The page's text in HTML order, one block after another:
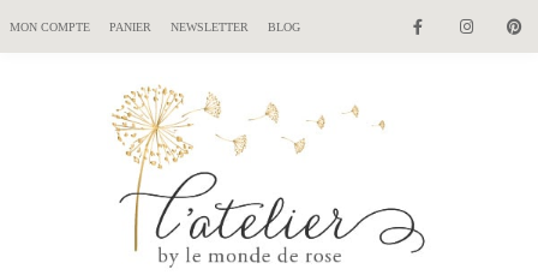
MON COMPTE PANIER NEWSLETTER BLOG